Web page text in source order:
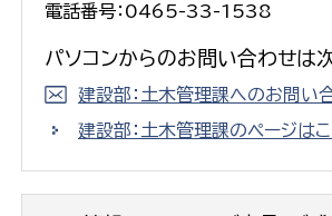
電話番号：0465-33-1538
パソコンからのお問い合わせは
建設部：土木管理課へのお問い
建設部：土木管理課のページはこ